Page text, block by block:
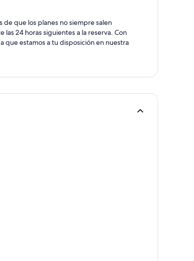
de que los planes no siempre salen
24 horas siguientes a la reserva. Con
estamos a tu disposición en nuestra